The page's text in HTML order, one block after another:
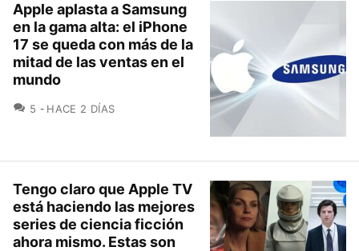
Apple aplasta a Samsung
en la gama alta: el iPhone
17 se queda con más de la
mitad de las ventas en el
mundo
5 COMENTARIOS
HACE 2 DÍAS
Tengo claro que Apple TV
está haciendo las mejores
series de ciencia ficción
ahora mismo. Estas son